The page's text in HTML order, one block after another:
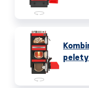
pelety